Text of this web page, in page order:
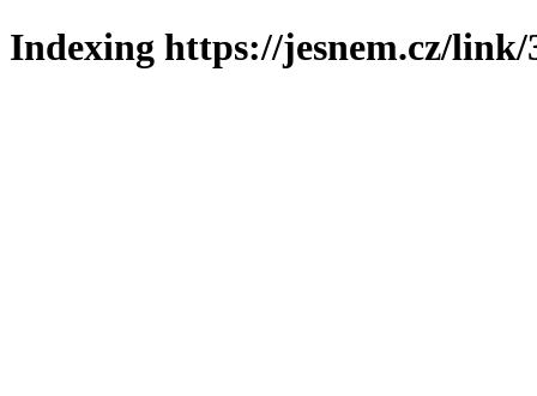
Indexing https://jesnem.cz/link/